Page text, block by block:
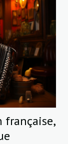
française,